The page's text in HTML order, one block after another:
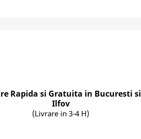
Rapida si Gratuita in Bucuresti si
Ilfov
(Livrare in 3-4 H)